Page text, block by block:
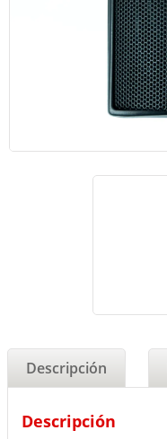
Descripción
Descripción